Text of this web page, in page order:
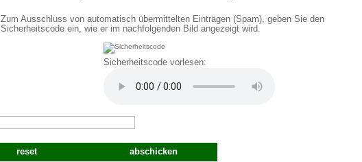
Zum Ausschluss von automatisch übermittelten Einträgen (Spam), geben Sie den
Sicherheitscode ein, wie er im nachfolgenden Bild angezeigt wird.
Sicherheitscode vorlesen: